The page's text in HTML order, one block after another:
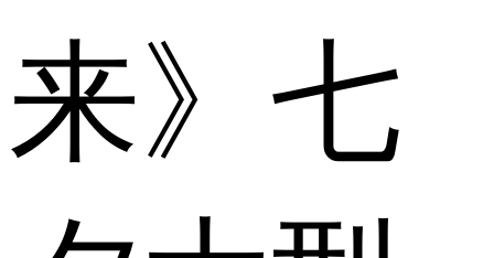
来》七